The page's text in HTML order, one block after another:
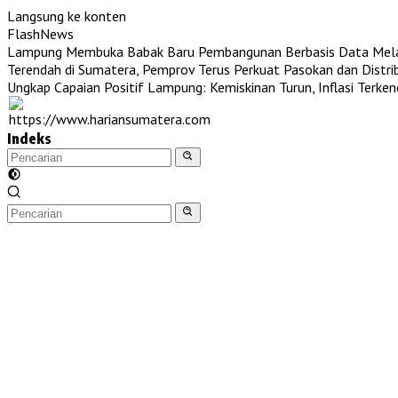
Langsung ke konten
FlashNews
Lampung Membuka Babak Baru Pembangunan Berbasis Data
Terendah di Sumatera, Pemprov Terus Perkuat Pasokan dan
Ungkap Capaian Positif Lampung: Kemiskinan Turun, Inflasi
Indeks